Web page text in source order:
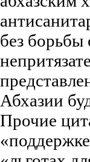
без
Абхазии
Прочие